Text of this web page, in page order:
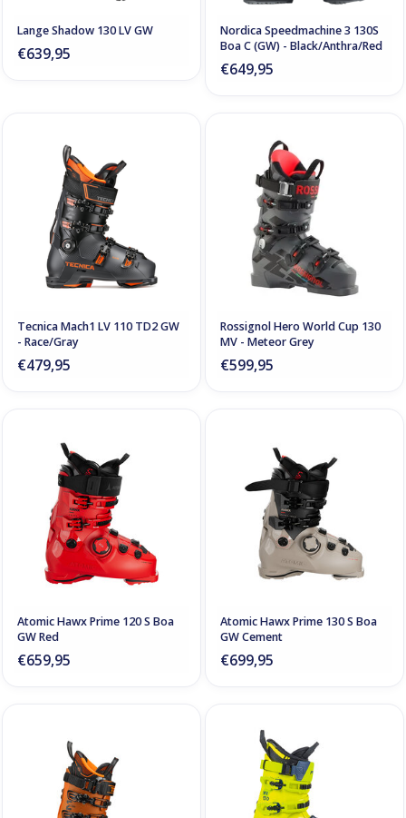
Lange Shadow 130 LV GW
€639,95
Nordica Speedmachine 3 130S
Boa C (GW) - Black/Anthra/Red
€649,95
Tecnica Mach1 LV 110 TD2 GW
- Race/Gray
€479,95
Rossignol Hero World Cup 130
MV - Meteor Grey
€599,95
Atomic Hawx Prime 120 S Boa
GW Red
€659,95
Atomic Hawx Prime 130 S Boa
GW Cement
€699,95